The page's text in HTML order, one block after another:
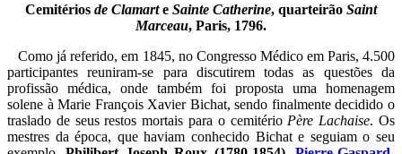
Cemitérios de Clamarte Sainte Catherine, quarteirão Saint
Marceau, Paris, 1796.
Como já referido, em 1845, no Congresso Médico em Paris, 4.500
participantes reuniram-se para discutirem todas as questões da
profissão médica, onde também foi proposta uma homenagem
solene à Marie François Xavier Bichat, sendo finalmente decidido o
traslado de seus restos mortais para o cemitério Père Lachaise. Os
mestres da época, que haviam conhecido Bichat e seguiam o seu